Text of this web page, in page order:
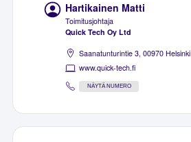
Hartikainen Matti
Toimitusjohtaja
Quick Tech Oy Ltd
Saanatunturintie 3, 00970 Helsinki
www.quick-tech.fi
NÄYTÄ NUMERO